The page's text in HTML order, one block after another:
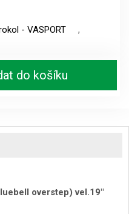
- VASPORT
,
do košíku
overstep) vel.19″